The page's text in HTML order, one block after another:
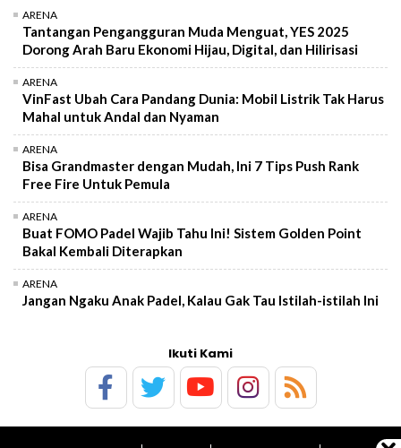
ARENA
Tantangan Pengangguran Muda Menguat, YES 2025
Dorong Arah Baru Ekonomi Hijau, Digital, dan Hilirisasi
ARENA
VinFast Ubah Cara Pandang Dunia: Mobil Listrik Tak Harus
Mahal untuk Andal dan Nyaman
ARENA
Bisa Grandmaster dengan Mudah, Ini 7 Tips Push Rank
Free Fire Untuk Pemula
ARENA
Buat FOMO Padel Wajib Tahu Ini! Sistem Golden Point
Bakal Kembali Diterapkan
ARENA
Jangan Ngaku Anak Padel, Kalau Gak Tau Istilah-istilah Ini
Ikuti Kami